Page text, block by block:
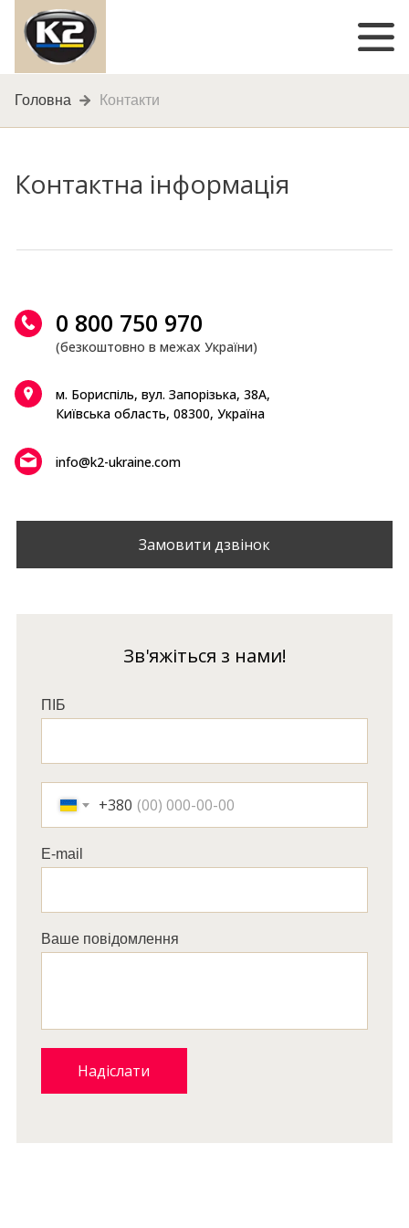
Головна Контакти
Контактна інформація
ПІБ
+380
E-mail
Ваше повідомлення
Надіслати
0 800 750 970
(безкоштовно в межах України)
info@k2-ukraine.com
м. Бориспіль, вул. Запорізька, 38А,
Київська область, 08300, Україна
Зв'яжіться з нами!
Замовити дзвінок